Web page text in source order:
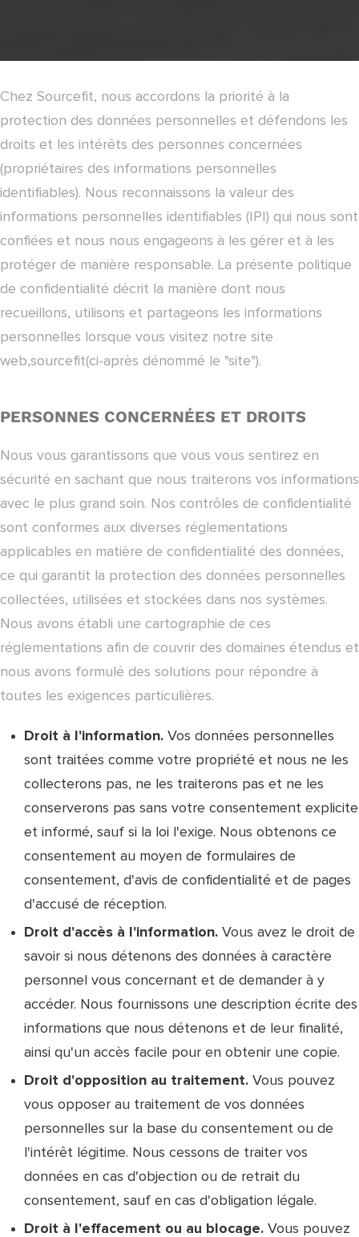
Chez Sourcefit, nous accordons la priorité à la
protection des données personnelles et défendons les
droits et les intérêts des personnes concernées
(propriétaires des informations personnelles
identifiables). Nous reconnaissons la valeur des
informations personnelles identifiables (IPI) qui nous sont
confiées et nous nous engageons à les gérer et à les
protéger de manière responsable. La présente politique
de confidentialité décrit la manière dont nous
recueillons, utilisons et partageons les informations
personnelles lorsque vous visitez notre site
web,sourcefit(ci-après dénommé le "site").
PERSONNES CONCERNÉES ET DROITS
Nous vous garantissons que vous vous sentirez en
sécurité en sachant que nous traiterons vos informations
avec le plus grand soin. Nos contrôles de confidentialité
sont conformes aux diverses réglementations
applicables en matière de confidentialité des données,
ce qui garantit la protection des données personnelles
collectées, utilisées et stockées dans nos systèmes.
Nous avons établi une cartographie de ces
réglementations afin de couvrir des domaines étendus et
nous avons formulé des solutions pour répondre à
toutes les exigences particulières.
Droit à l'information. Vos données personnelles
sont traitées comme votre propriété et nous ne les
collecterons pas, ne les traiterons pas et ne les
conserverons pas sans votre consentement explicite
et informé, sauf si la loi l'exige. Nous obtenons ce
consentement au moyen de formulaires de
consentement, d'avis de confidentialité et de pages
d'accusé de réception.
Droit d'accès à l'information. Vous avez le droit de
savoir si nous détenons des données à caractère
personnel vous concernant et de demander à y
accéder. Nous fournissons une description écrite des
informations que nous détenons et de leur finalité,
ainsi qu'un accès facile pour en obtenir une copie.
Droit d'opposition au traitement. Vous pouvez
vous opposer au traitement de vos données
personnelles sur la base du consentement ou de
l'intérêt légitime. Nous cessons de traiter vos
données en cas d'objection ou de retrait du
consentement, sauf en cas d'obligation légale.
Droit à l'effacement ou au blocage. Vous pouvez